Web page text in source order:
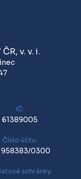
v. v. i.
IČ:
61389005
Číslo účtu:
0300
schránky: